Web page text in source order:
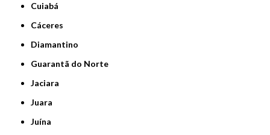
Cuiabá
Cáceres
Diamantino
Guarantã do Norte
Jaciara
Juara
Juína